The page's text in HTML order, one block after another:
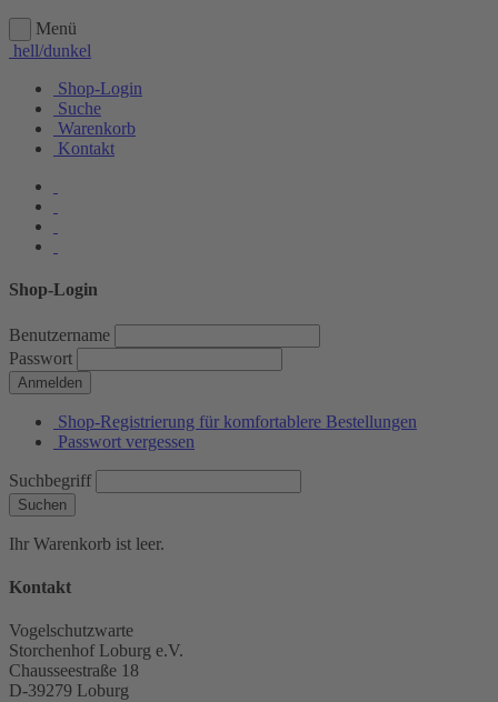
Menü
hell/dunkel
Shop-Login
Suche
Warenkorb
Kontakt
Shop-Login
Benutzername
Passwort
Anmelden
Shop-Registrierung für komfortablere Bestellungen
Passwort vergessen
Suchbegriff
Suchen
Ihr Warenkorb ist leer.
Kontakt
Vogelschutzwarte
Storchenhof Loburg e.V.
Chausseestraße 18
D-39279 Loburg